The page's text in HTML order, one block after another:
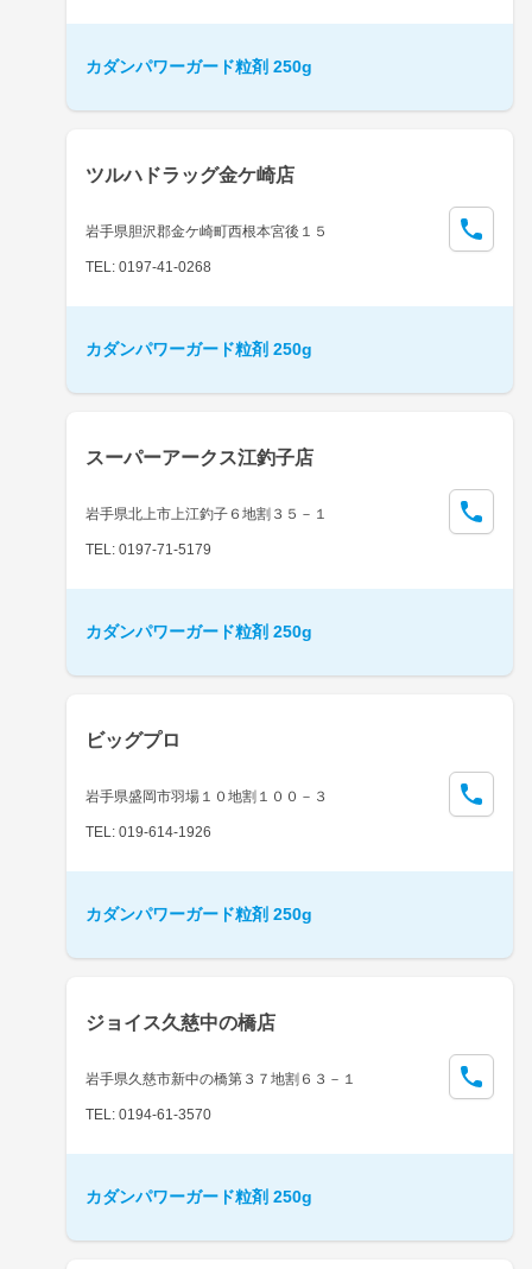
カダンパワーガード粒剤 250g
ツルハドラッグ金ケ崎店
岩手県胆沢郡金ケ崎町西根本宮後１５
TEL: 0197-41-0268
カダンパワーガード粒剤 250g
スーパーアークス江釣子店
岩手県北上市上江釣子６地割３５－１
TEL: 0197-71-5179
カダンパワーガード粒剤 250g
ビッグプロ
岩手県盛岡市羽場１０地割１００－３
TEL: 019-614-1926
カダンパワーガード粒剤 250g
ジョイス久慈中の橋店
岩手県久慈市新中の橋第３７地割６３－１
TEL: 0194-61-3570
カダンパワーガード粒剤 250g